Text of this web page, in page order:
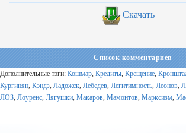
Скачать
Список комментариев
Дополнительные тэги: Кошмар, Кредиты, Крещение,
Кургинян, Кэндз, Ладожск, Лебедев, Легитимность, Леонов,
ЛОЗ, Лоуренс, Лягушки, Макаров, Мамонтов, Марксизм,